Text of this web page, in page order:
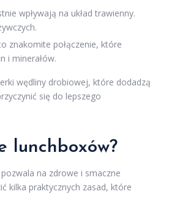
wpływają na układ trawienny.
znakomite połączenie, które
i minerałów.
wędliny drobiowej, które dodadzą
się do lepszego
lunchboxów?
na zdrowe i smaczne
kilka praktycznych zasad, które